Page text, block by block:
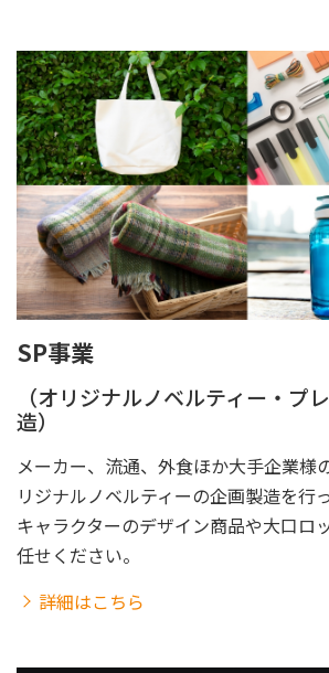
SP事業
（オリジナルノベルティー・プ
造）
メーカー、流通、外食ほか大手企業様
リジナルノベルティーの企画製造を行
キャラクターのデザイン商品や大口ロ
任せください。
詳細はこちら